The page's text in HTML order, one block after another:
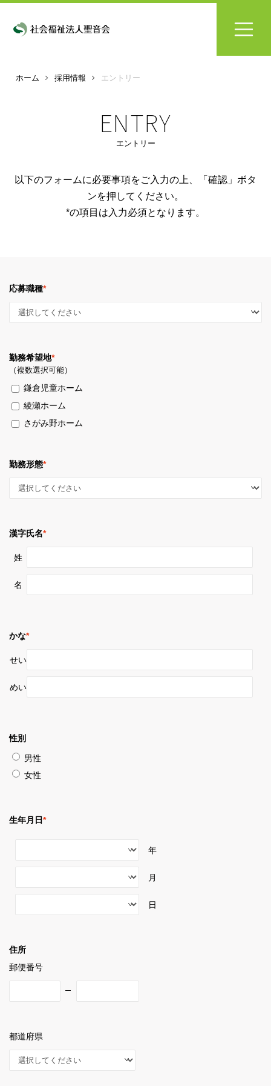
ホーム 採用情報 エントリー
ENTRY
エントリー
以下のフォームに必要事項をご入力の上、「確認」ボタ
ンを押してください。
*の項目は入力必須となります。
応募職種*
勤務希望地*
（複数選択可能）
鎌倉児童ホーム
綾瀬ホーム
さがみ野ホーム
勤務形態*
漢字氏名*
姓
名
かな*
せい
めい
性別
男性
女性
生年月日*
年
月
日
住所
郵便番号
都道府県